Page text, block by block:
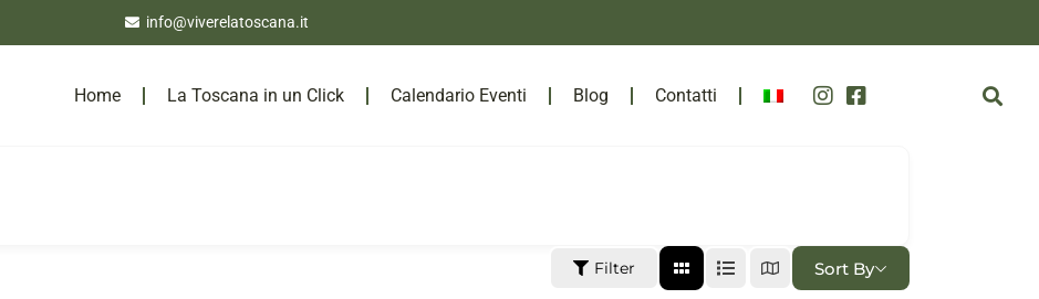
info@viverelatoscana.it
Home La Toscana in un Click Calendario Eventi Blog Contatti
Filter Sort By